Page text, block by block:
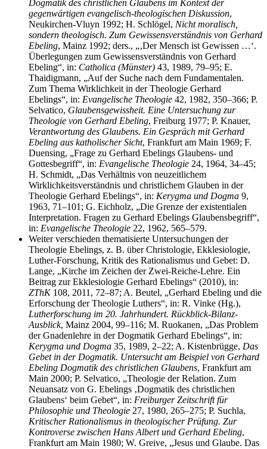
Dogmatik des christlichen Glaubens im Kontext der
gegenwärtigen evangelisch-theologischen Diskussion,
Neukirchen-Vluyn 1992; H. Schlögel, Nicht moralisch,
sondern theologisch. Zum Gewissensverständnis von Gerhard
Ebeling, Mainz 1992; ders., „‚Der Mensch ist Gewissen …‘.
Überlegungen zum Gewissensverständnis von Gerhard
Ebeling“, in: Catholica (Münster) 43, 1989, 79–95; E.
Thaidigmann, „Auf der Suche nach dem Fundamentalen.
Zum Thema Wirklichkeit in der Theologie Gerhard
Ebelings“, in: Evangelische Theologie 42, 1982, 350–366; P.
Selvatico, Glaubensgewissheit. Eine Untersuchung zur
Theologie von Gerhard Ebeling, Freiburg 1977; P. Knauer,
Verantwortung des Glaubens. Ein Gespräch mit Gerhard
Ebeling aus katholischer Sicht, Frankfurt am Main 1969; F.
Duensing, „Frage zu Gerhard Ebelings Glaubens- und
Gottesbegriff“, in: Evangelische Theologie 24, 1964, 34–45;
H. Schmidt, „Das Verhältnis von neuzeitlichem
Wirklichkeitsverständnis und christlichem Glauben in der
Theologie Gerhard Ebelings“, in: Kerygma und Dogma 9,
1963, 71–101; G. Eichholz, „Die Grenze der existentialen
Interpretation. Fragen zu Gerhard Ebelings Glaubensbegriff“,
in: Evangelische Theologie 22, 1962, 565–579.
Weiter verschieden thematisierte Untersuchungen der
Theologie Ebelings, z. B. über Christologie, Ekklesiologie,
Luther-Forschung, Kritik des Rationalismus und Gebet: D.
Lange, „Kirche im Zeichen der Zwei-Reiche-Lehre. Ein
Beitrag zur Ekklesiologie Gerhard Ebelings“ (2010), in:
ZThK108, 2011, 72–87; A. Beutel, „Gerhard Ebeling und die
Erforschung der Theologie Luthers“, in: R. Vinke (Hg.),
Lutherforschung im 20. Jahrhundert. Rückblick-Bilanz-
Ausblick, Mainz 2004, 99–116; M. Ruokanen, „Das Problem
der Gnadenlehre in der Dogmatik Gerhard Ebelings“, in:
Kerygma und Dogma 35, 1989, 2–22; A. Kistenbrügge, Das
Gebet in der Dogmatik. Untersucht am Beispiel von Gerhard
Ebeling Dogmatik des christlichen Glaubens, Frankfurt am
Main 2000; P. Selvatico, „Theologie der Relation. Zum
Neuansatz von G. Ebelings ‚Dogmatik des christlichen
Glaubens‘ beim Gebet“, in: Freiburger Zeitschrift für
Philosophie und Theologie 27, 1980, 265–275; P. Suchla,
Kritischer Rationalismus in theologischer Prüfung. Zur
Kontroverse zwischen Hans Albert und Gerhard Ebeling,
Frankfurt am Main 1980; W. Greive, „Jesus und Glaube. Das